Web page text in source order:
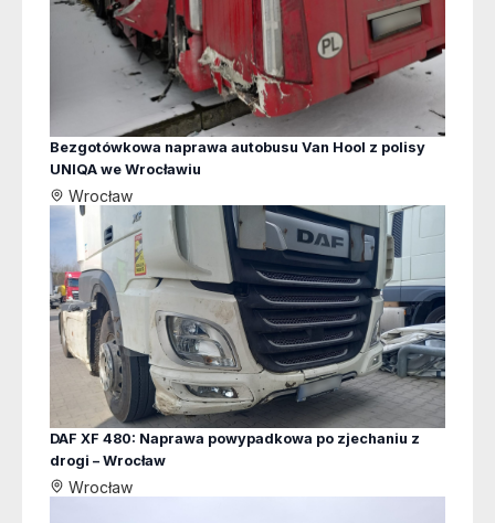
Bezgotówkowa naprawa autobusu Van Hool z polisy
UNIQA we Wrocławiu
Wrocław
DAF XF 480: Naprawa powypadkowa po zjechaniu z
drogi – Wrocław
Wrocław